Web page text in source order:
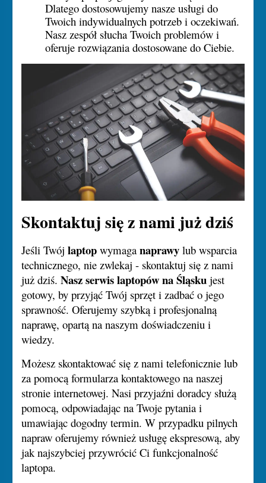
Dlatego dostosowujemy nasze usługi do
Twoich indywidualnych potrzeb i oczekiwań.
Nasz zespół słucha Twoich problemów i
oferuje rozwiązania dostosowane do Ciebie.
Skontaktuj się z nami już dziś
Jeśli Twójlaptop wymaganaprawy lub wsparcia
technicznego, nie zwlekaj - skontaktuj się z nami
już dziś.Nasz serwis laptopów na Śląsku jest
gotowy, by przyjąć Twój sprzęt i zadbać o jego
sprawność. Oferujemy szybką i profesjonalną
naprawę, opartą na naszym doświadczeniu i
wiedzy.
Możesz skontaktować się z nami telefonicznie lub
za pomocą formularza kontaktowego na naszej
stronie internetowej. Nasi przyjaźni doradcy służą
pomocą, odpowiadając na Twoje pytania i
umawiając dogodny termin. W przypadku pilnych
napraw oferujemy również usługę ekspresową, aby
jak najszybciej przywrócić Ci funkcjonalność
laptopa.